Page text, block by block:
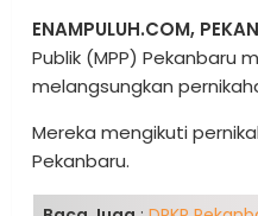
ENAMPULUH.COM,
Publik (MPP) Pekanbaru
melangsungkan
Mereka mengikuti
Pekanbaru.